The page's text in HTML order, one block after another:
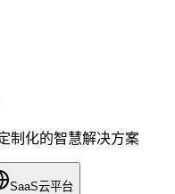
制化的智慧解决方案
SaaS云平台